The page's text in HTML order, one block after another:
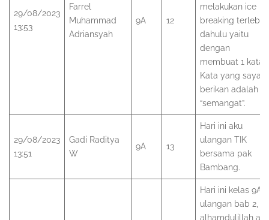
29/08/2023
13:53
Farrel
Muhammad
Adriansyah
9A 12
melakukan ice
breaking terlebih
dahulu yaitu
dengan
membuat 1 kata.
Kata yang saya
berikan adalah
“semangat”.
29/08/2023
13:51
Gadi Raditya
W
9A 13
Hari ini aku
ulangan TIK
bersama pak
Bambang.
Hari ini kelas 9A
ulangan bab 2,
alhamdulillah aku